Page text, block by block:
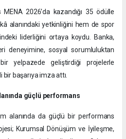
2026’da kazandığı 35 ödülle
alanındaki yetkinliğini hem de spor
liderliğini ortaya koydu. Banka,
deneyimine, sosyal sorumluluktan
yelpazede geliştirdiği projelerle
başarıya imza attı.
güçlü performans
alanında da güçlü bir performans
Kurumsal Dönüşüm ve İyileşme,